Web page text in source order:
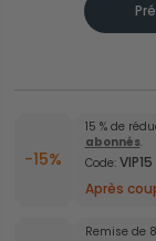
-15%
15 % de
abonnés.
Code: VIP15
Après
Remise de